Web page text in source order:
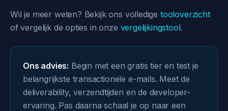
Wil je meer weten? Bekijk ons volledige tooloverzicht
of vergelijk de opties in onze vergelijkingstool.
Ons advies: Begin met een gratis tier en test je
belangrijkste transactionele e-mails. Meet de
deliverability, verzendtijden en de developer-
ervaring. Pas daarna schaal je op naar een